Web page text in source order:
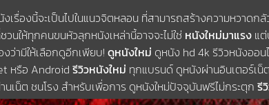
เรื่องนี้จะเป็นไปในแนวจิตหลอน ที่สามารถสร้างความหวาดก
นให้ทุกคนขนหัวลุกหนังเหล่านี้อาจจะไม่ใช่ หนังใหม่มาแรงแต่
งว่ามีให้เลือกดูอีกเพียบ! ดูหนังใหม่ ดูหนัง hd 4k รีวิวหนังออน
หรือ Android รีวิวหนังใหม่ ทุกแบรนด์ ดูหนังผ่านอินเตอร์เน็
เน็ต ชนโรง สำหรับเพื่อการ ดูหนังใหม่ปัจจุบันฟรีไม่กระตุก รี